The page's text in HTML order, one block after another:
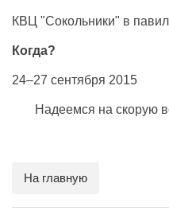
КВЦ "Сокольники" в
Когда?
24–27 сентября 2015
Надеемся на скорую
На главную